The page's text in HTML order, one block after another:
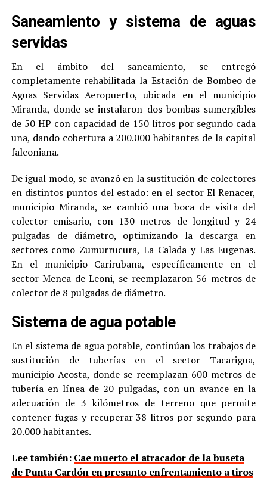
Saneamiento y sistema de aguas
servidas
En el ámbito del saneamiento, se entregó
completamente rehabilitada la Estación de Bombeo de
Aguas Servidas Aeropuerto, ubicada en el municipio
Miranda, donde se instalaron dos bombas sumergibles
de 50 HP con capacidad de 150 litros por segundo cada
una, dando cobertura a 200.000 habitantes de la capital
falconiana.
De igual modo, se avanzó en la sustitución de colectores
en distintos puntos del estado: en el sector El Renacer,
municipio Miranda, se cambió una boca de visita del
colector emisario, con 130 metros de longitud y 24
pulgadas de diámetro, optimizando la descarga en
sectores como Zumurrucura, La Calada y Las Eugenas.
En el municipio Carirubana, específicamente en el
sector Menca de Leoni, se reemplazaron 56 metros de
colector de 8 pulgadas de diámetro.
Sistema de agua potable
En el sistema de agua potable, continúan los trabajos de
sustitución de tuberías en el sector Tacarigua,
municipio Acosta, donde se reemplazan 600 metros de
tubería en línea de 20 pulgadas, con un avance en la
adecuación de 3 kilómetros de terreno que permite
contener fugas y recuperar 38 litros por segundo para
20.000 habitantes.
Lee también: Cae muerto el atracador de la buseta
de Punta Cardón en presunto enfrentamiento a tiros